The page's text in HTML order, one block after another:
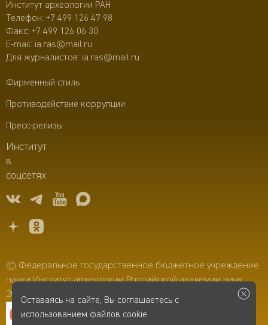
Институт археологии РАН
Телефон: +7 499 126 47 98
Факс: +7 499 126 06 30
E-mail: ia.ras@mail.ru
Для журналистов: ia.ras@mail.ru
Фирменный стиль
Противодействие коррупции
Пресс-релизы
Институт
в
соцсетях
© Федеральное государственное бюджетное учреждение
науки Институт археологии Российской академии наук,
2006–2026
Оставаясь на сайте, Вы соглашаетесь с
использованием файлов cookie.